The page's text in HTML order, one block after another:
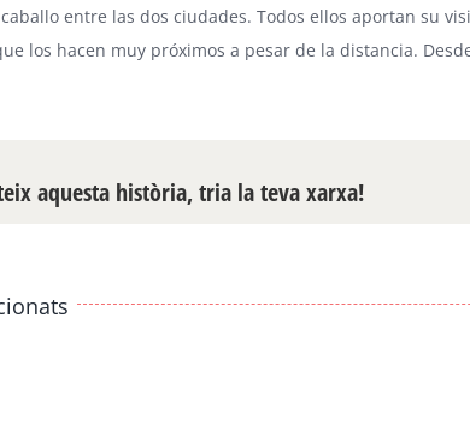
entre las dos ciudades. Todos ellos aportan su
los hacen muy próximos a pesar de la distancia.
aquesta història, tria la teva xarxa!